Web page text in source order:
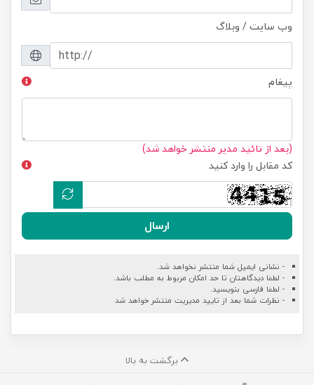
وب سایت / وبلاگ
پیغام
(بعد از تائید مدیر منتشر خواهد شد)
کد مقابل را وارد کنید
ارسال
- نشانی ایمیل شما منتشر نخواهد شد.
- لطفا دیدگاهتان تا حد امکان مربوط به مطلب باشد.
- لطفا فارسی بنویسید.
- نظرات شما بعد از تایید مدیریت منتشر خواهد شد
برگشت به بالا